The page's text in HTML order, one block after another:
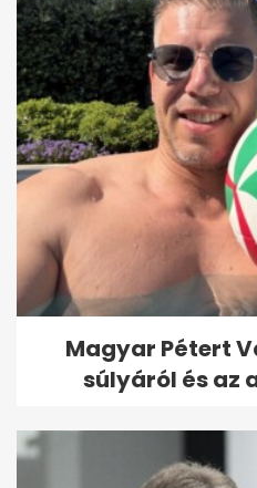
Magyar Pétert
súlyáról és az